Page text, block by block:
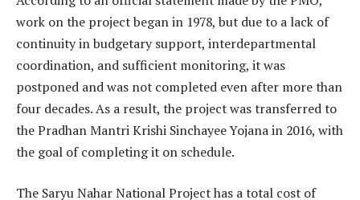
work on the project began in 1978, but due to a lack of
continuity in budgetary support, interdepartmental
coordination, and sufficient monitoring, it was
postponed and was not completed even after more than
four decades. As a result, the project was transferred to
the Pradhan Mantri Krishi Sinchayee Yojana in 2016, with
the goal of completing it on schedule.
The Saryu Nahar National Project has a total cost of